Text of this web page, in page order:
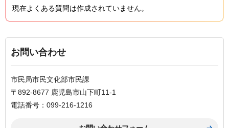
現在よくある質問は作成されていません。
お問い合わせ
市民局市民文化部市民課
〒892-8677 鹿児島市山下町11-1
電話番号：099-216-1216